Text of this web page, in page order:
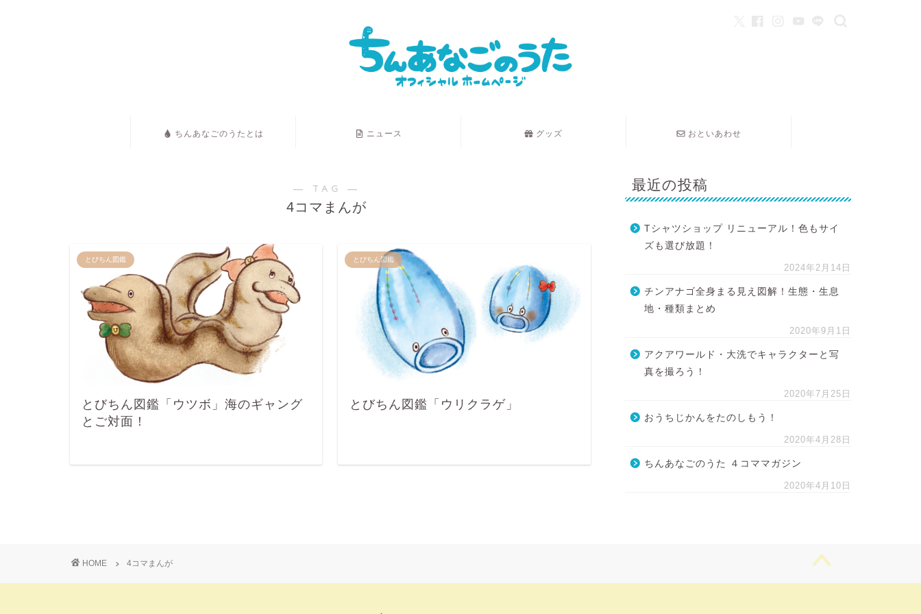
ちんあなごのうたとは ニュース グッズ おといあわせ
― TAG ―
4コマまんが
とびちん図鑑
とびちん図鑑「ウツボ」海のギャング
とご対面！
とびちん図鑑
とびちん図鑑「ウリクラゲ」
最近の投稿
Tシャツショップ リニューアル！色もサイ
ズも選び放題！
2024年2月14日
チンアナゴ全身まる見え図解！生態・生息
地・種類まとめ
2020年9月1日
アクアワールド・大洗でキャラクターと写
真を撮ろう！
2020年7月25日
おうちじかんをたのしもう！
2020年4月28日
ちんあなごのうた ４コママガジン
2020年4月10日
HOME 4コマまんが